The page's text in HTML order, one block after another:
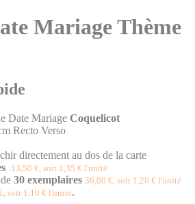
Mariage Thème
Date Mariage Coquelicot
Recto Verso
directement au dos de la carte
13,50 €, soit 1,35 € l'unité
30 exemplaires 36,00 €, soit 1,20 € l'unité
soit 1,10 € l'unité.